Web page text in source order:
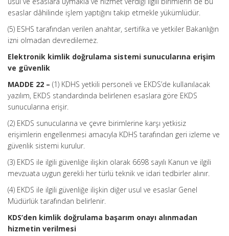
esaslar dâhilinde işlem yaptığını takip etmekle yükümlüdür.
(5) ESHS tarafından verilen anahtar, sertifika ve yetkiler Bakanlığın
izni olmadan devredilemez.
Elektronik kimlik doğrulama sistemi sunucularına erişim
ve güvenlik
MADDE 22 – (1) KDHS yetkili personeli ve EKDS’de kullanılacak
yazılım, EKDS standardında belirlenen esaslara göre EKDS
sunucularına erişir.
(2) EKDS sunucularına ve çevre birimlerine karşı yetkisiz
erişimlerin engellenmesi amacıyla KDHS tarafından geri izleme ve
güvenlik sistemi kurulur.
(3) EKDS ile ilgili güvenliğe ilişkin olarak 6698 sayılı Kanun ve ilgili
mevzuata uygun gerekli her türlü teknik ve idari tedbirler alınır.
(4) EKDS ile ilgili güvenliğe ilişkin diğer usul ve esaslar Genel
Müdürlük tarafından belirlenir.
KDS’den kimlik doğrulama başarım onayı alınmadan
hizmetin verilmesi